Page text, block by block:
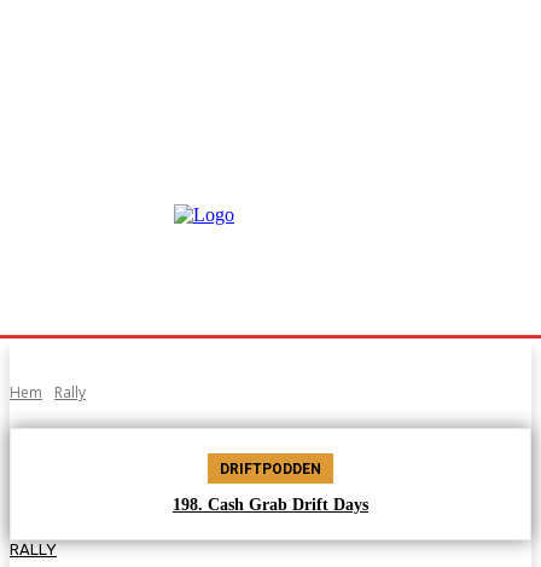
Hem Rally
DRIFTPODDEN
198. Cash Grab Drift Days
RALLY